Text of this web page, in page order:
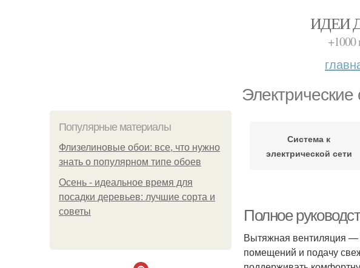
ИДЕИ
+1000
Электрические
Популярные материалы
Флизелиновые обои: все, что нужно
знать о популярном типе обоев
Осень - идеальное время для
посадки деревьев: лучшие сорта и
советы
Система к
электрической сети
Полное
Вытяжная вентиляция —
помещений и подачу